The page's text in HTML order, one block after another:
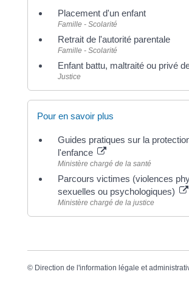
Placement d'un enfant
Famille - Scolarité
Retrait de l'autorité parentale
Famille - Scolarité
Enfant battu, maltraité ou privé
Justice
Pour en savoir plus
Guides pratiques sur la
l'enfance
Ministère chargé de la santé
Parcours victimes (violences
sexuelles ou psychologiques)
Ministère chargé de la justice
© Direction de l'information légale et